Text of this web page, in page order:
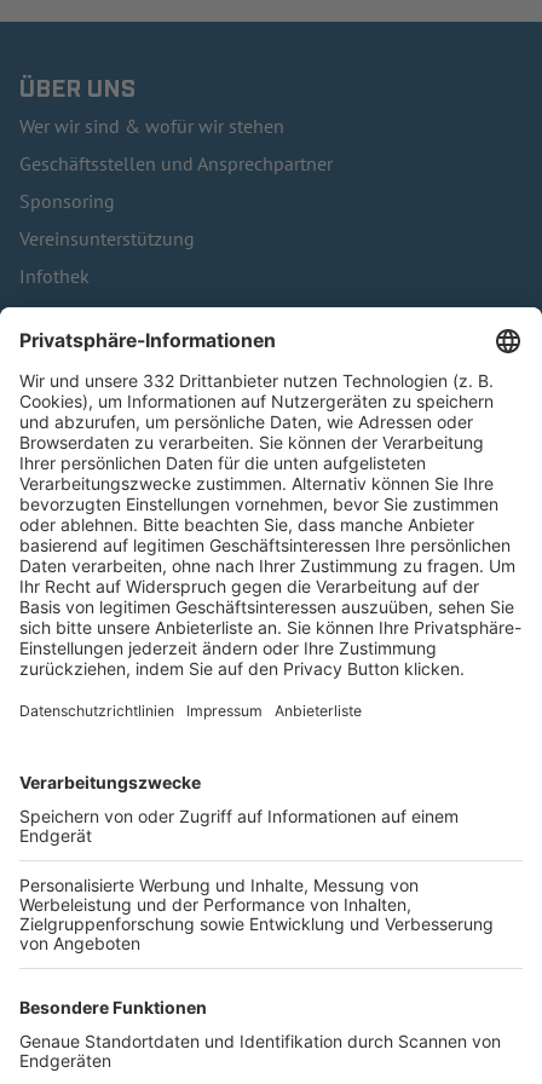
ÜBER UNS
Wer wir sind & wofür wir stehen
Geschäftsstellen und Ansprechpartner
Sponsoring
Vereinsunterstützung
Infothek
Kontakt
HÄUFIG BESUCHTE SEITEN
Pässe und Vereinswechsel
Trainerausbildung
Schulungsangebot Vereinsmitarbeiter
BFV-Geschäftsstellen
Trainerbörse
Login SpielPlus
FOLGE DEM BFV
TOP-VEREINE
TOP-PARTNER